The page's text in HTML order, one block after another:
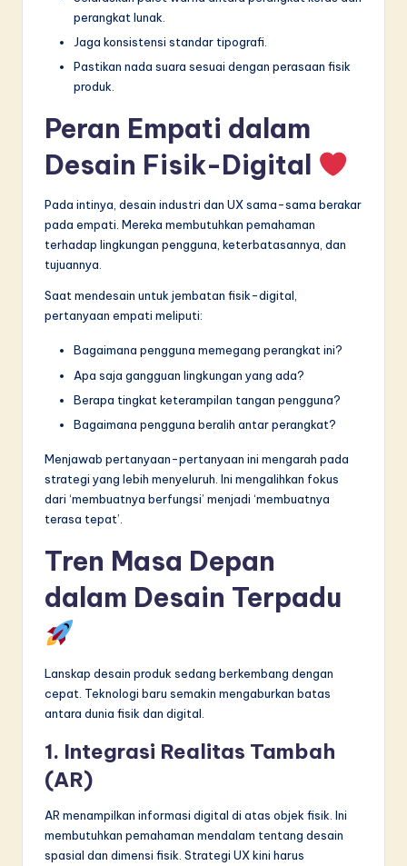
perangkat lunak.
Jaga konsistensi standar tipografi.
Pastikan nada suara sesuai dengan perasaan fisik
produk.
Peran Empati dalam
Desain Fisik-Digital
Pada intinya, desain industri dan UX sama-sama berakar
pada empati. Mereka membutuhkan pemahaman
terhadap lingkungan pengguna, keterbatasannya, dan
tujuannya.
Saat mendesain untuk jembatan fisik-digital,
pertanyaan empati meliputi:
Bagaimana pengguna memegang perangkat ini?
Apa saja gangguan lingkungan yang ada?
Berapa tingkat keterampilan tangan pengguna?
Bagaimana pengguna beralih antar perangkat?
Menjawab pertanyaan-pertanyaan ini mengarah pada
strategi yang lebih menyeluruh. Ini mengalihkan fokus
dari ‘membuatnya berfungsi’ menjadi ‘membuatnya
terasa tepat’.
Tren Masa Depan
dalam Desain Terpadu
Lanskap desain produk sedang berkembang dengan
cepat. Teknologi baru semakin mengaburkan batas
antara dunia fisik dan digital.
1. Integrasi Realitas Tambah
(AR)
AR menampilkan informasi digital di atas objek fisik. Ini
membutuhkan pemahaman mendalam tentang desain
spasial dan dimensi fisik. Strategi UX kini harus